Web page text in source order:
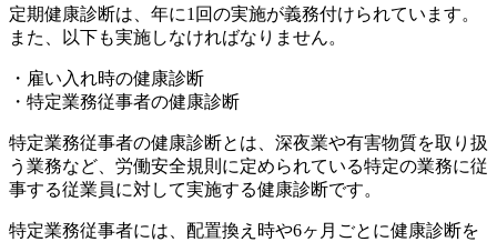
定期健康診断は、年に1回の実施が義務付けられています。
また、以下も実施しなければなりません。
・雇い入れ時の健康診断
・特定業務従事者の健康診断
特定業務従事者の健康診断とは、深夜業や有害物質を取り扱
う業務など、労働安全規則に定められている特定の業務に従
事する従業員に対して実施する健康診断です。
特定業務従事者には、配置換え時や6ヶ月ごとに健康診断を